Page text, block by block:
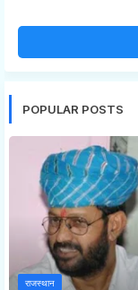
POPULAR POSTS
राजस्थान